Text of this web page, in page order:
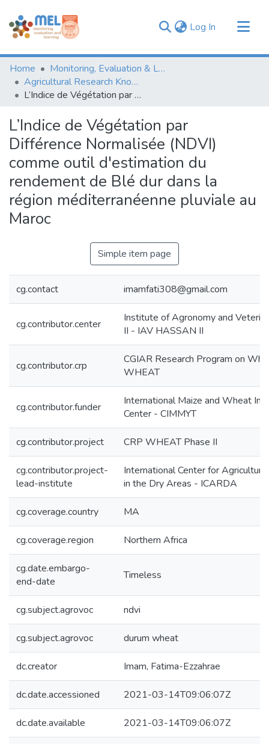
Log In (current)
Communities & Collections
Browse
Statistics
Home
Monitoring, Evaluation & Learning Repository
Agricultural Research Knowledge
L’Indice de Végétation par Différence Normalisée (NDVI) comme outil d'estimation du rendement de Blé dur dans la région méditerranéenne pluviale au Maroc
L’Indice de Végétation par
Différence Normalisée (NDVI)
comme outil d'estimation du
rendement de Blé dur dans la
région méditerranéenne pluviale au
Maroc
Simple item page
cg.contact imamfati308@gmail.com
cg.contributor.center
Institute of Agronomy and
II - IAV HASSAN II
cg.contributor.crp
CGIAR Research Program on
WHEAT
cg.contributor.funder
International Maize and Wheat
Center - CIMMYT
cg.contributor.project CRP WHEAT Phase II
cg.contributor.project-
lead-institute
International Center for
in the Dry Areas - ICARDA
cg.coverage.country MA
cg.coverage.region Northern Africa
cg.date.embargo-
end-date
Timeless
cg.subject.agrovoc ndvi
cg.subject.agrovoc durum wheat
dc.creator Imam, Fatima-Ezzahrae
dc.date.accessioned 2021-03-14T09:06:07Z
dc.date.available 2021-03-14T09:06:07Z